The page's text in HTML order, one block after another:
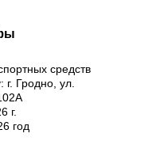
средств
г. Гродно, ул.
г.
год